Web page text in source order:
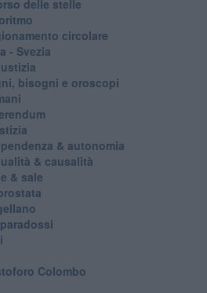
delle stelle
circolare
- Svezia
bisogni e oroscopi
& autonomia
& causalità
& sale
Colombo